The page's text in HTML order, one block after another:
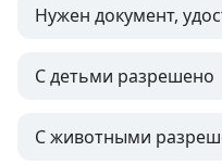
Нужен документ,
С детьми разрешено
С животными